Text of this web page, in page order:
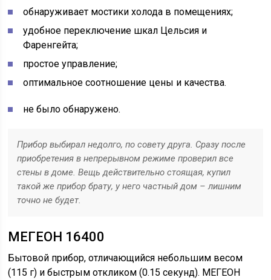
обнаруживает мостики холода в помещениях;
удобное переключение шкал Цельсия и
Фаренгейта;
простое управление;
оптимальное соотношение цены и качества.
не было обнаружено.
Прибор выбирал недолго, по совету друга. Сразу после
приобретения в непрерывном режиме проверил все
стены в доме. Вещь действительно стоящая, купил
такой же прибор брату, у него частный дом – лишним
точно не будет.
МЕГЕОН 16400
Бытовой прибор, отличающийся небольшим весом
(115 г) и быстрым откликом (0.15 секунд). МЕГЕОН